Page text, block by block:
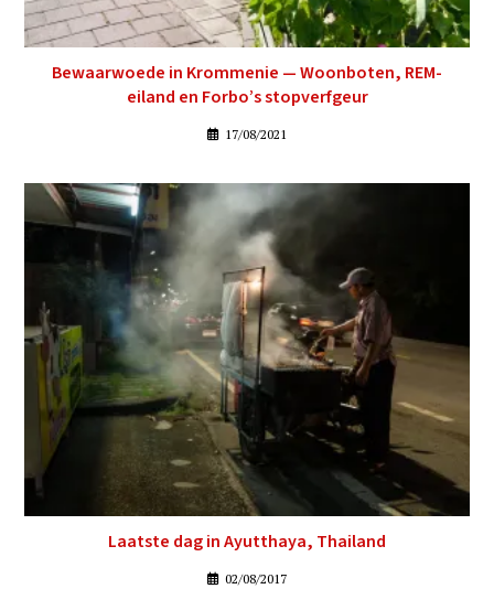
Bewaarwoede in Krommenie — Woonboten, REM-
eiland en Forbo’s stopverfgeur
17/08/2021
Laatste dag in Ayutthaya, Thailand
02/08/2017